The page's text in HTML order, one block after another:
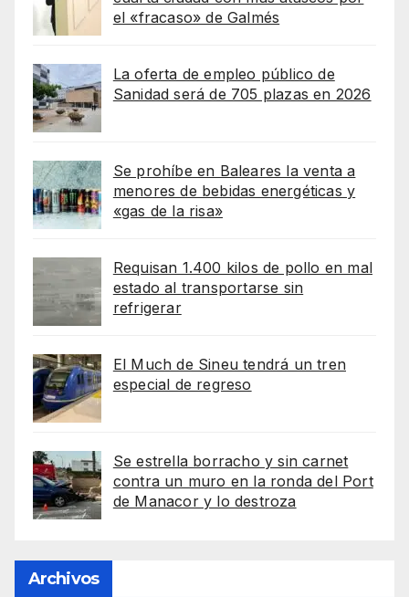
el «fracaso» de Galmés
La oferta de empleo público de
Sanidad será de 705 plazas en 2026
Se prohíbe en Baleares la venta a
menores de bebidas energéticas y
«gas de la risa»
Requisan 1.400 kilos de pollo en mal
estado al transportarse sin
refrigerar
El Much de Sineu tendrá un tren
especial de regreso
Se estrella borracho y sin carnet
contra un muro en la ronda del Port
de Manacor y lo destroza
Archivos